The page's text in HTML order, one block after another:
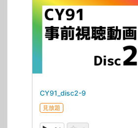
CY91_disc2-9
見放題